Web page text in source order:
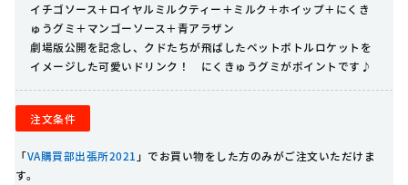
イチゴソース＋ロイヤルミルクティー＋ミルク＋ホイップ＋にくき
ゅうグミ＋マンゴーソース＋青アラザン
劇場版公開を記念し、クドたちが飛ばしたペットボトルロケットを
イメージした可愛いドリンク！ にくきゅうグミがポイントです♪
注文条件
「VA購買部出張所2021 」でお買い物をした方のみがご注文いただけま
す。